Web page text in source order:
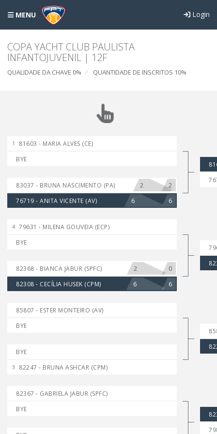
MENU Login
COPA YACHT CLUB PAULISTA
INFANTOJUVENIL | 12F
QUALIDADE DA CHAVE 0% QUANTIDADE DE INSCRITOS 10%
1
81603 - MARIA ALVES (CE)
BYE
83037 - BRUNA NASCIMENTO (PA) 2 2
76719 - ANITA VICENTE (AV) 6 6
4 79631 - MILENA GOUVEIA (ECP)
BYE
82368 - BIANCA JABUR (SPFC) 2 0
82308 - CECÍLIA HUSEK (CPM) 6 6
85807 - ESTER MONTEIRO (AV)
BYE
BYE
3 82247 - BRUNA ASHCAR (CPM)
82367 - GABRIELA JABUR (SPFC)
BYE